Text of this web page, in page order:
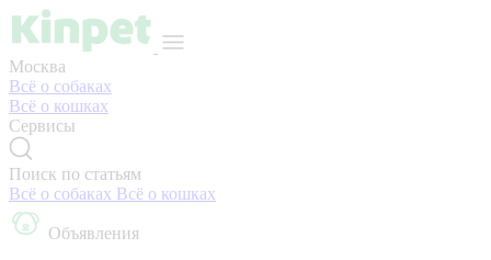
Москва
Всё о собаках
Всё о кошках
Сервисы
Поиск по статьям
Всё о собаках Всё о кошках
Объявления